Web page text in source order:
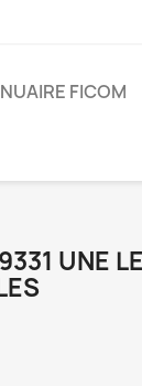
FICOM
UNE